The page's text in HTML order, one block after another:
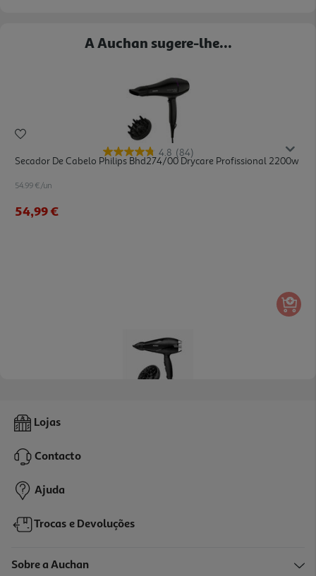
A Auchan sugere-lhe...
4.8 (84)
Secador De Cabelo Philips Bhd274/00 Drycare Profissional 2200w
54.99 €/un
54,99 €
Secador De Cabelo Babyliss 6713de 2200w
49,99 €
Lojas
Contacto
Ajuda
Trocas e Devoluções
Sobre a Auchan